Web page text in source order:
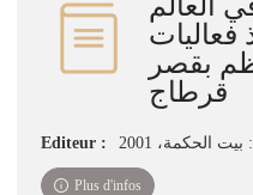
فعاليات
بقصر
قرطاج
Editeur : الحكمة، 2001
Plus d'infos